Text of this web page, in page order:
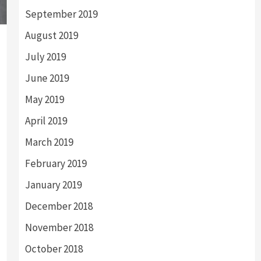
September 2019
August 2019
July 2019
June 2019
May 2019
April 2019
March 2019
February 2019
January 2019
December 2018
November 2018
October 2018